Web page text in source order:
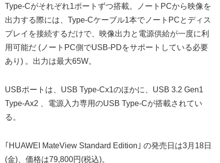
Type-Cがそれぞれ1ポートずつ搭載。ノートPCから映像を
出力する際には、Type-Cケーブル1本でノートPCとディス
プレイを接続するだけで、映像出力と電源供給が一度に利
用可能だ (ノートPC側でUSB-PDをサポートしている必要
あり) 。出力は最大65W。
USBポートは、USB Type-Cx1のほかに、USB 3.2 Gen1
Type-Ax2 、電源入力専用のUSB Type-Cが搭載されてい
る。
｢HUAWEI MateView Standard Edition｣ の発売日は3月18日
(金)、価格は79,800円(税込)。